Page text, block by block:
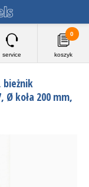
service koszyk
0
bieżnik
koła 200 mm,